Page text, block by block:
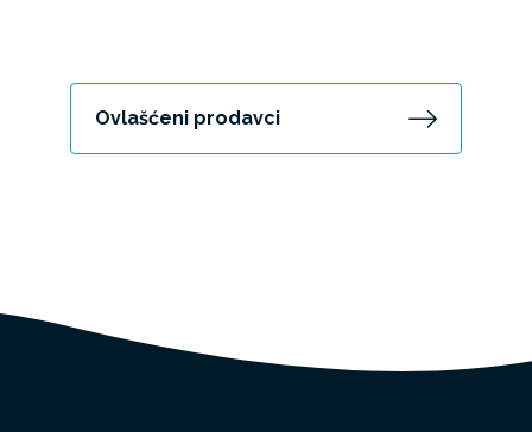
Ovlašćeni prodavci